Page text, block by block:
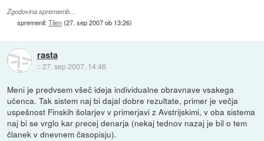
Zgodovina sprememb…
spremenil:Tilen(27. sep 2007 ob 13:26)
rasta
::27. sep 2007, 14:46
Meni je predvsem všeč ideja individualne obravnave vsakega
učenca. Tak sistem naj bi dajal dobre rezultate, primer je večja
uspešnost Finskih šolarjev v primerjavi z Avstrijskimi, v oba sistema
naj bi se vrglo kar precej denarja (nekaj tednov nazaj je bil o tem
članek v dnevnem časopisju).